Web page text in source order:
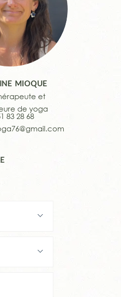
MIOQUE
et
de yoga
83 28 68